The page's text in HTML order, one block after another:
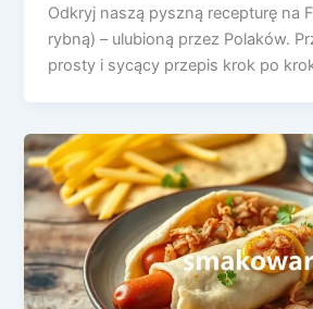
Odkryj naszą pyszną recepturę na
rybną) – ulubioną przez Polaków.
prosty i sycący przepis krok po